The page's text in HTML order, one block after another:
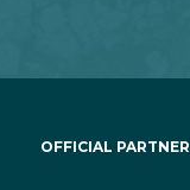
OFFICIAL PARTNER